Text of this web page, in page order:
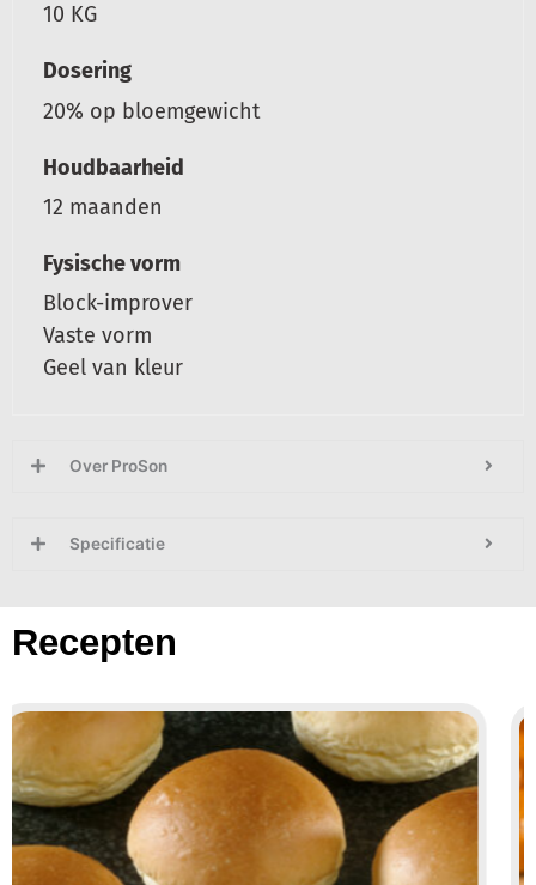
10 KG
Dosering
20% op bloemgewicht
Houdbaarheid
12 maanden
Fysische vorm
Block-improver
Vaste vorm
Geel van kleur
Over ProSon
Specificatie
Recepten